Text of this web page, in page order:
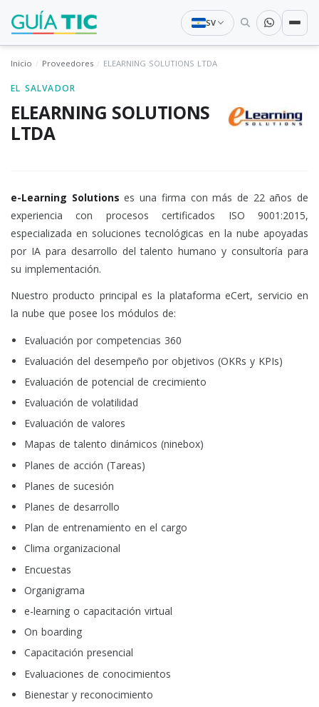
SV
Inicio Proveedores ELEARNING SOLUTIONS LTDA
EL SALVADOR
ELEARNING SOLUTIONS
LTDA
e-Learning Solutions es una firma con más de 22 años de
experiencia con procesos certificados ISO 9001:2015,
especializada en soluciones tecnológicas en la nube apoyadas
por IA para desarrollo del talento humano y consultoría para
su implementación.
Nuestro producto principal es la plataforma eCert, servicio en
la nube que posee los módulos de:
Evaluación por competencias 360
Evaluación del desempeño por objetivos (OKRs y KPIs)
Evaluación de potencial de crecimiento
Evaluación de volatilidad
Evaluación de valores
Mapas de talento dinámicos (ninebox)
Planes de acción (Tareas)
Planes de sucesión
Planes de desarrollo
Plan de entrenamiento en el cargo
Clima organizacional
Encuestas
Organigrama
e-learning o capacitación virtual
On boarding
Capacitación presencial
Evaluaciones de conocimientos
Bienestar y reconocimiento